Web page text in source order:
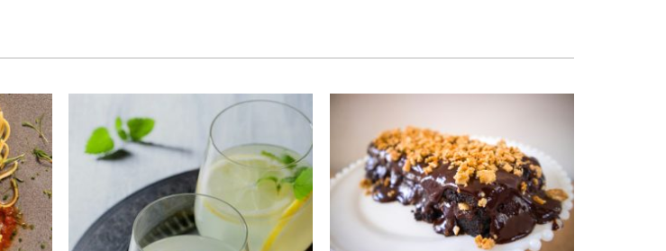
Self-service
Sobremesas e sorvetes